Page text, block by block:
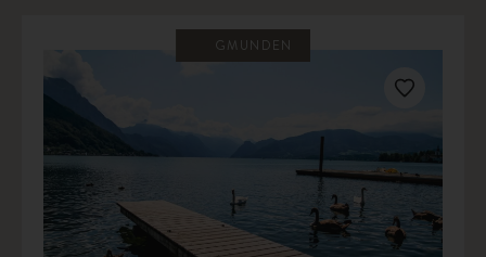
GMUNDEN